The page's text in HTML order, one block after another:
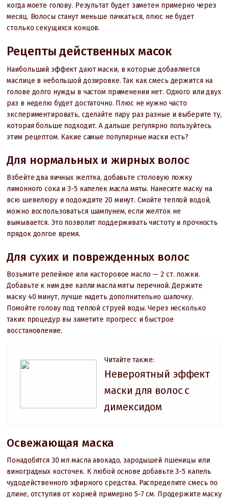
когда моете голову. Результат будет заметен примерно через
месяц. Волосы станут меньше пачкаться, плюс не будет
столько секущихся концов.
Рецепты действенных масок
Наибольший эффект дают маски, в которые добавляется
маслице в небольшой дозировке. Так как смесь держится на
голове долго нужды в частом применении нет. Одного или двух
раз в неделю будет достаточно. Плюс не нужно часто
экспериментировать, сделайте пару раз разные и выберите ту,
которая больше подходит. А дальше регулярно пользуйтесь
этим рецептом. Какие самые популярные маски есть?
Для нормальных и жирных волос
Взбейте два яичных желтка, добавьте столовую ложку
лимонного сока и 3-5 капелек масла мяты. Нанесите маску на
всю шевелюру и подождите 20 минут. Смойте теплой водой,
можно воспользоваться шампунем, если желток не
вымывается. Это позволит поддерживать чистоту и прочность
прядок долгое время.
Для сухих и поврежденных волос
Возьмите репейное или касторовое масло — 2 ст. ложки.
Добавьте к ним две капли масла мяты перечной. Держите
маску 40 минут, лучше надеть дополнительно шапочку.
Помойте голову под теплой струей воды. Через несколько
таких процедур вы заметите прогресс и быстрое
восстановление.
Читайте также:
Невероятный эффект
маски для волос с
димексидом
Освежающая маска
Понадобятся 30 мл масла авокадо, зародышей пшеницы или
виноградных косточек. К любой основе добавьте 3-5 капель
чудодейственного эфирного средства. Распределите смесь по
длине, отступив от корней примерно 5-7 см. Продержите маску